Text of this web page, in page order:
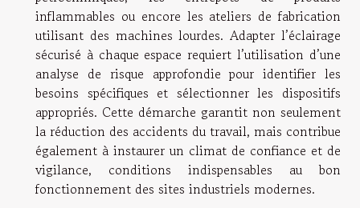
inflammables ou encore les ateliers de fabrication
utilisant des machines lourdes. Adapter l’éclairage
sécurisé à chaque espace requiert l’utilisation d’une
analyse de risque approfondie pour identifier les
besoins spécifiques et sélectionner les dispositifs
appropriés. Cette démarche garantit non seulement
la réduction des accidents du travail, mais contribue
également à instaurer un climat de confiance et de
vigilance, conditions indispensables au bon
fonctionnement des sites industriels modernes.